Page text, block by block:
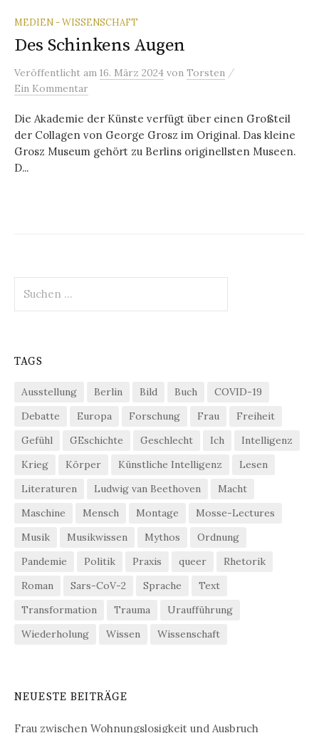
MEDIEN - WISSENSCHAFT
Des Schinkens Augen
Veröffentlicht am 16. März 2024 von Torsten /
Ein Kommentar
Die Akademie der Künste verfügt über einen Großteil
der Collagen von George Grosz im Original. Das kleine
Grosz Museum gehört zu Berlins originellsten Museen.
D...
nach:
TAGS
Ausstellung Berlin Bild Buch
COVID-19
Debatte
Europa Forschung Frau
Freiheit
Gefühl
GEschichte Geschlecht Ich
Intelligenz
Krieg
Körper Künstliche Intelligenz
Lesen
Literaturen
Ludwig van Beethoven
Macht
Maschine
Mensch Montage
Mosse-Lectures
Musik
Musikwissen Mythos
Ordnung
Pandemie
Politik Praxis queer
Rhetorik
Roman
Sars-CoV-2 Sprache
Text
Transformation
Trauma
Uraufführung
Wiederholung
Wissen Wissenschaft
NEUESTE BEITRÄGE
Frau zwischen Wohnungslosigkeit und Ausbruch